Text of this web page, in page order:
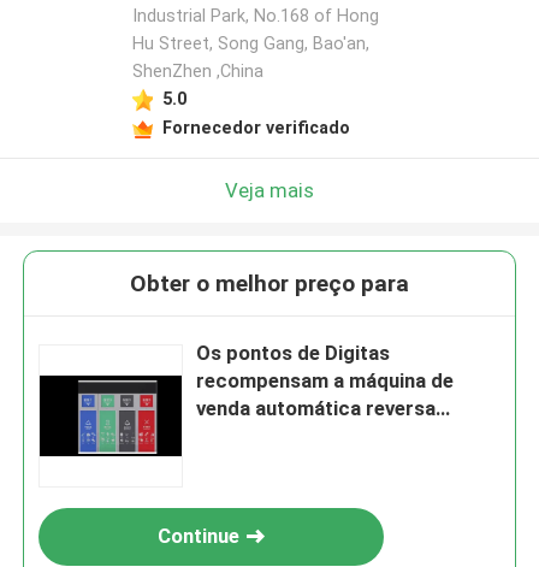
Industrial Park, No.168 of Hong
Hu Street, Song Gang, Bao'an,
ShenZhen ,China
5.0
Fornecedor verificado
Veja mais
Obter o melhor preço para
Os pontos de Digitas
recompensam a máquina de
venda automática reversa
Continue